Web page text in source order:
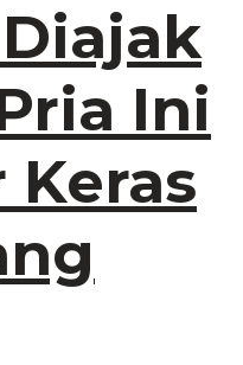
Ini
Keras